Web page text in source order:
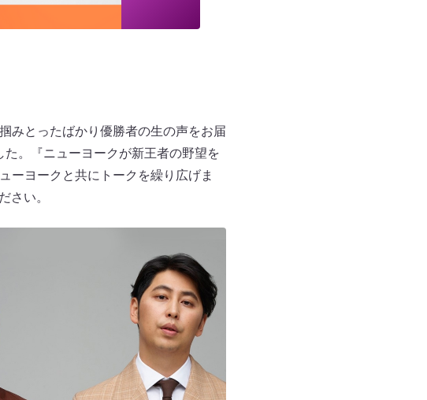
みとったばかり優勝者の生の声をお届
。『ニューヨークが新王者の野望を
ーヨークと共にトークを繰り広げま
さい。